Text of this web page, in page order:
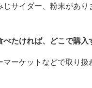
サイダー、粉末があ
たければ、どこで購入
ーケットなどで取り